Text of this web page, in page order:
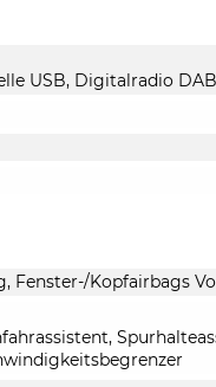
USB, Digitalradio
Fenster-/Kopfairbags